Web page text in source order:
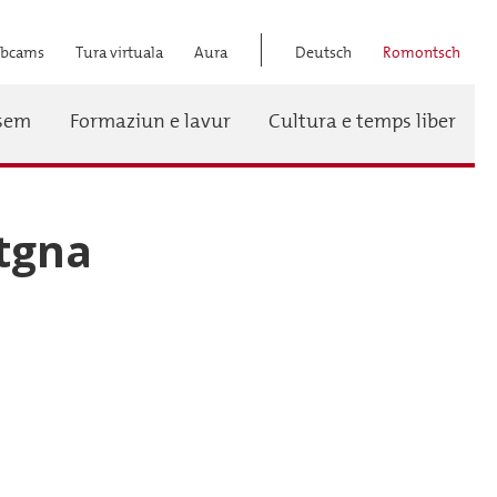
Menü
Tura virtuala Aura Deutsch Romontsch
Formaziun e lavur Cultura e temps liber